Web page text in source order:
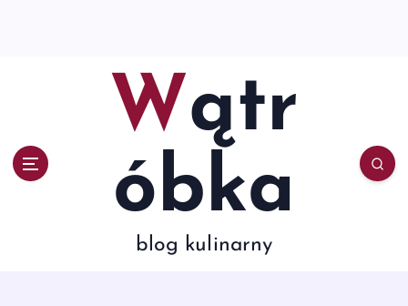
Wątr
óbka
blog kulinarny